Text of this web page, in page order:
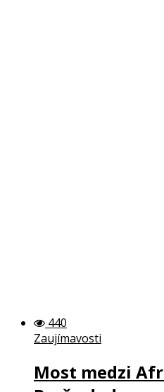
440
Zaujímavosti
Most medzi